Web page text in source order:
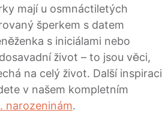
mají u osmnáctiletých
šperkem s datem
s iniciálami nebo
život – to jsou věci,
na celý život. Další inspiraci
v našem kompletním
narozeninám.